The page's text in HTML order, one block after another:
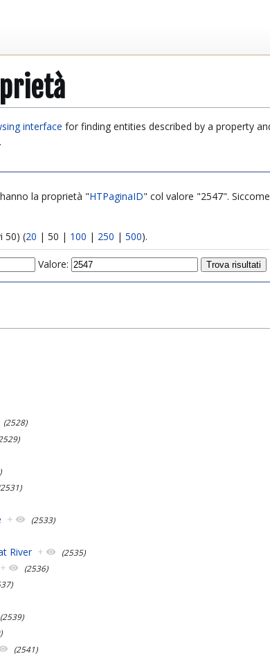
interface for finding entities described by a property
.
la proprietà "HTPaginaID" col valore "2547".
50) (20 | 50 | 100 | 250 | 500).
Valore:
(2528)
+ (2533)
River + (2535)
+ (2536)
(2539)
(2541)